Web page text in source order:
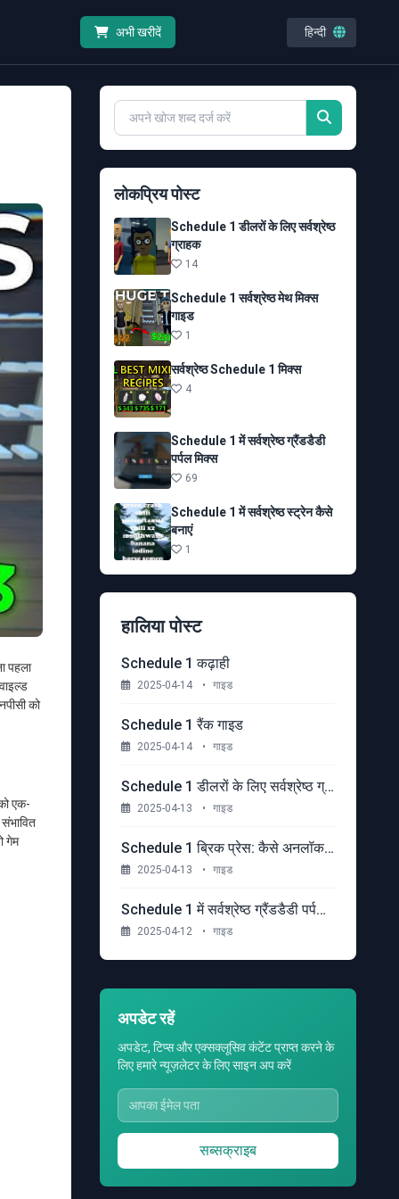
अभी खरीदें हिन्दी
पहला
को
एक-
गेम
लोकप्रिय पोस्ट
Schedule 1 डीलरों के लिए सर्वश्रेष्ठ
ग्राहक
14
Schedule 1 सर्वश्रेष्ठ मेथ मिक्स
गाइड
1
सर्वश्रेष्ठ Schedule 1 मिक्स
4
Schedule 1 में सर्वश्रेष्ठ ग्रैंडडैडी
पर्पल मिक्स
69
Schedule 1 में सर्वश्रेष्ठ स्ट्रेन कैसे
बनाएं
1
हालिया पोस्ट
Schedule 1 कढ़ाही
2025-04-14 • गाइड
Schedule 1 रैंक गाइड
2025-04-14 • गाइड
Schedule 1 डीलरों के लिए सर्वश्रेष्ठ ग्राहक
2025-04-13 • गाइड
Schedule 1 ब्रिक प्रेस: कैसे अनलॉक करें, उपयोग करें और लाभ को अधिकतम करें
2025-04-13 • गाइड
Schedule 1 में सर्वश्रेष्ठ ग्रैंडडैडी पर्पल मिक्स
2025-04-12 • गाइड
अपडेट रहें
अपडेट, टिप्स और एक्सक्लूसिव कंटेंट प्राप्त करने के
लिए हमारे न्यूज़लेटर के लिए साइन अप करें
सब्सक्राइब